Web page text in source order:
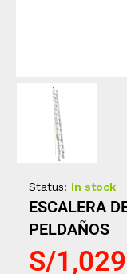
Status: In stock
ESCALERA
PELDAÑOS
S/